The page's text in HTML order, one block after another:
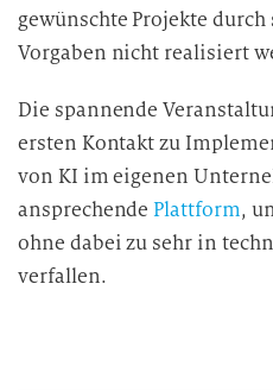
gewünschte Projekte
Vorgaben nicht realisiert
Die spannende
ersten Kontakt zu
von KI im eigenen
ansprechendePlattform,
ohne dabei zu sehr in
verfallen.